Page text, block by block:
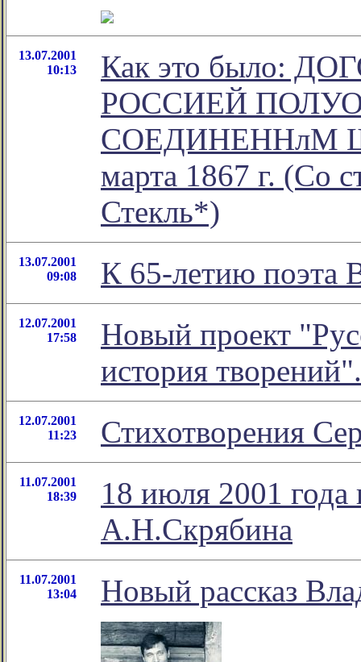
13.07.2001
10:13
Как это было:
РОССИЕЙ
СОЕДИНЕННлМ
марта 1867 г. (Со
Стекль*)
13.07.2001
09:08
К 65-летию поэта
12.07.2001
17:58
Новый проект
история творений".
12.07.2001
11:23
Стихотворения
11.07.2001
18:39
18 июля 2001 года
А.Н.Скрябина
11.07.2001
13:04
Новый рассказ